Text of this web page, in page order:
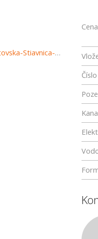
https://www.reality-ruzomberok.sk/predaj-pozemky-pozemkov-novostavby/Liptovska-Stiavnica-Pokoj-sukromie-a-priroda---stavebny-pozemok-1-608-m2-37795/?utm_source=areality&utm_medium=xml&utm_term=37795&utm_content=chalupa&utm_campaign=portaly
Cena